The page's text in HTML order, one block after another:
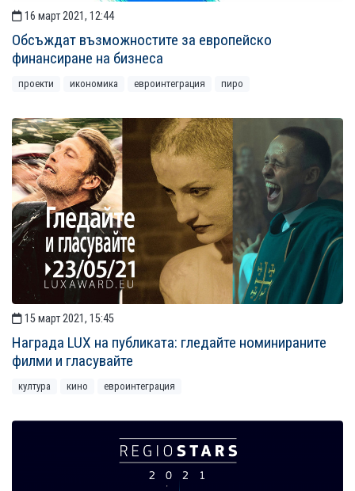
16 март 2021, 12:44
Обсъждат възможностите за европейско
финансиране на бизнеса
проекти икономика евроинтеграция пиро
15 март 2021, 15:45
Награда LUX на публиката: гледайте номинираните
филми и гласувайте
култура кино евроинтеграция